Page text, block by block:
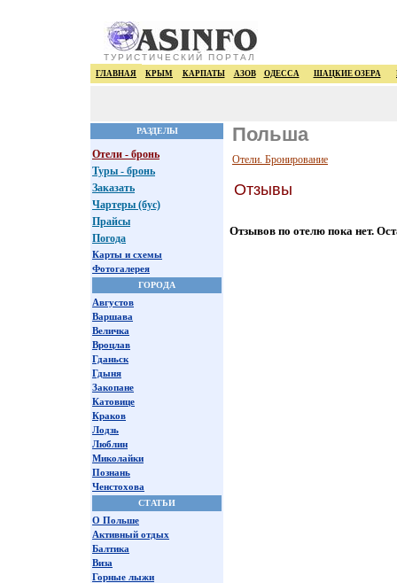
ТУРИСТИЧЕСКИЙ ПОРТАЛ
ГЛАВНАЯ КРЫМ КАРПАТЫ АЗОВ ОДЕССА ШАЦКИЕ ОЗЕРА
РАЗДЕЛЫ Польша
Отели - бронь
Туры - бронь
Заказать
Чартеры (бус)
Прайсы
Погода
Карты и схемы
Фотогалерея
ГОРОДА
Августов
Варшава
Величка
Вроцлав
Гданьск
Гдыня
Закопане
Катовице
Краков
Лодзь
Люблин
Миколайки
Познань
Ченстохова
СТАТЬИ
О Польше
Активный отдых
Балтика
Виза
Горные лыжи
Отели. Бронирование
Отзывы
Отзывов по отелю пока нет.